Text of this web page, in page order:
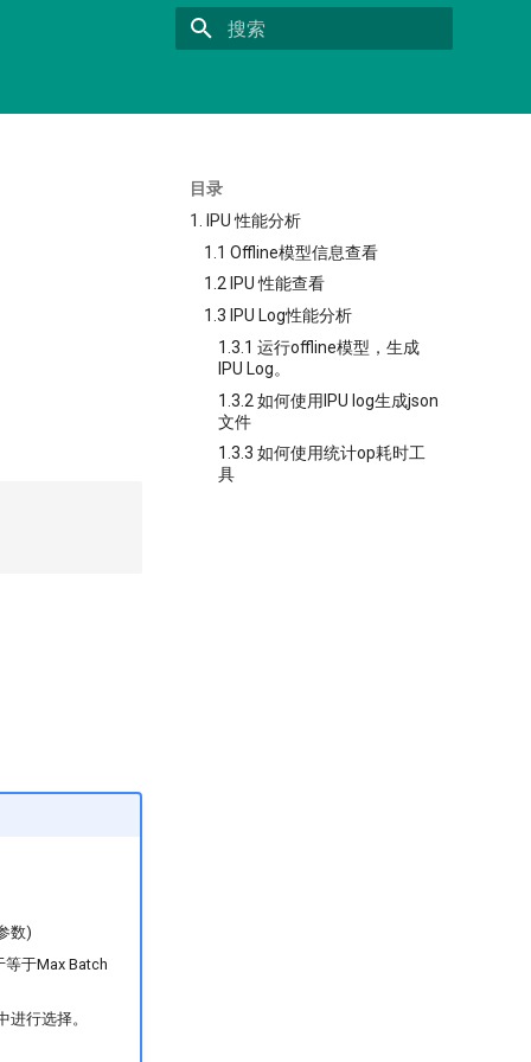
目录
1. IPU 性能分析
1.1 Offline模型信息查看
1.2 IPU 性能查看
1.3 IPU Log性能分析
1.3.1 运行offline模型，生成
IPU Log。
1.3.2 如何使用IPU log生成json
文件
1.3.3 如何使用统计op耗时工
具
数)
于Max Batch
行选择。